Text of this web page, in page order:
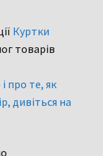
Куртки
товарів
про те, як
дивіться на